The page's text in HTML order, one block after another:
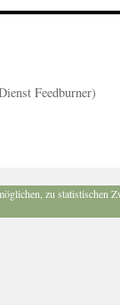
Feedburner)
zu